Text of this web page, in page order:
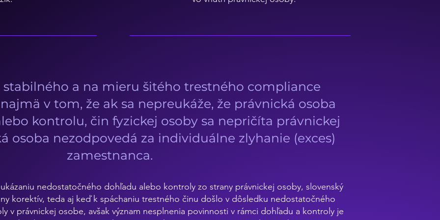
stabilného a na mieru šitého trestného compliance
v tom, že ak sa nepreukáže, že právnická osoba
kontrolu, čin fyzickej osoby sa nepričíta právnickej
osoba nezodpovedá za individuálne zlyhanie (exces)
zamestnanca.
nedostatočného dohľadu alebo kontroly zo strany právnickej osoby, slovenský
korektív, teda aj keď k spáchaniu trestného činu došlo v dôsledku nedostatočného
v právnickej osobe, avšak význam nesplnenia povinnosti v rámci dohľadu a kontroly je